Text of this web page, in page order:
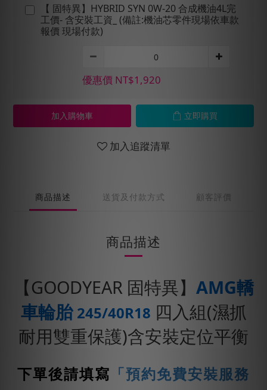
【 固特異】HYBRID SYN 0W-20 合成機油4L完
工價- 含安裝工資_ (備註:機油芯零件現場依車款
報價 現場付款)
優惠價 NT$1,920
加入購物車 立即購買
加入追蹤清單
商品描述 送貨及付款方式 顧客評價
商品描述
【GOODYEAR 固特異】 AMG轎
車輪胎 245/40R18 四入組(濕抓
耐用雙重保護)含安裝定位平衡
下單後請填寫 「預約免費安裝服務